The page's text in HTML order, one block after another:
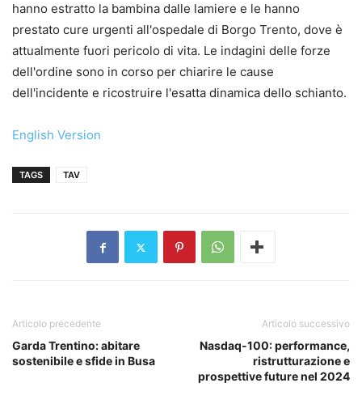
hanno estratto la bambina dalle lamiere e le hanno
prestato cure urgenti all'ospedale di Borgo Trento, dove è
attualmente fuori pericolo di vita. Le indagini delle forze
dell'ordine sono in corso per chiarire le cause
dell'incidente e ricostruire l'esatta dinamica dello schianto.
English Version
TAGS TAV
Articolo precedente
Garda Trentino: abitare
sostenibile e sfide in Busa
Articolo successivo
Nasdaq-100: performance,
ristrutturazione e
prospettive future nel 2024